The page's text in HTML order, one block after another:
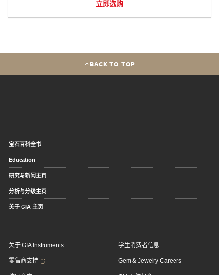
立即选购
BACK TO TOP
宝石百科全书
Education
研究与新闻主页
分析与分级主页
关于 GIA 主页
关于 GIA Instruments
零售商支持
学生消费者信息
Gem & Jewelry Careers